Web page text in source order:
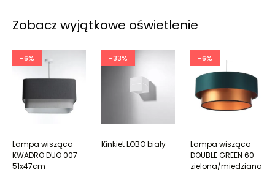
Zobacz wyjątkowe oświetlenie
-6%
Lampa wisząca
KWADRO DUO 007
51x47cm
-33%
Kinkiet LOBO biały
-6%
Lampa wisząca
DOUBLE GREEN 60
zielona/miedziana